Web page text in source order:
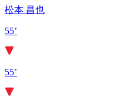
松本 昌也
55’
55’